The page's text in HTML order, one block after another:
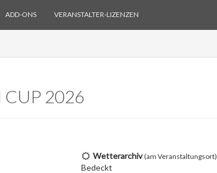
ADD-ONS VERANSTALTER-LIZENZEN
CUP 2026
Wetterarchiv (am Veranstaltungsort)
Bedeckt